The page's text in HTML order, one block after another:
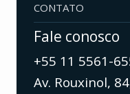
CONTATO
Fale conosco
+55 11 5561-
Av. Rouxinol,